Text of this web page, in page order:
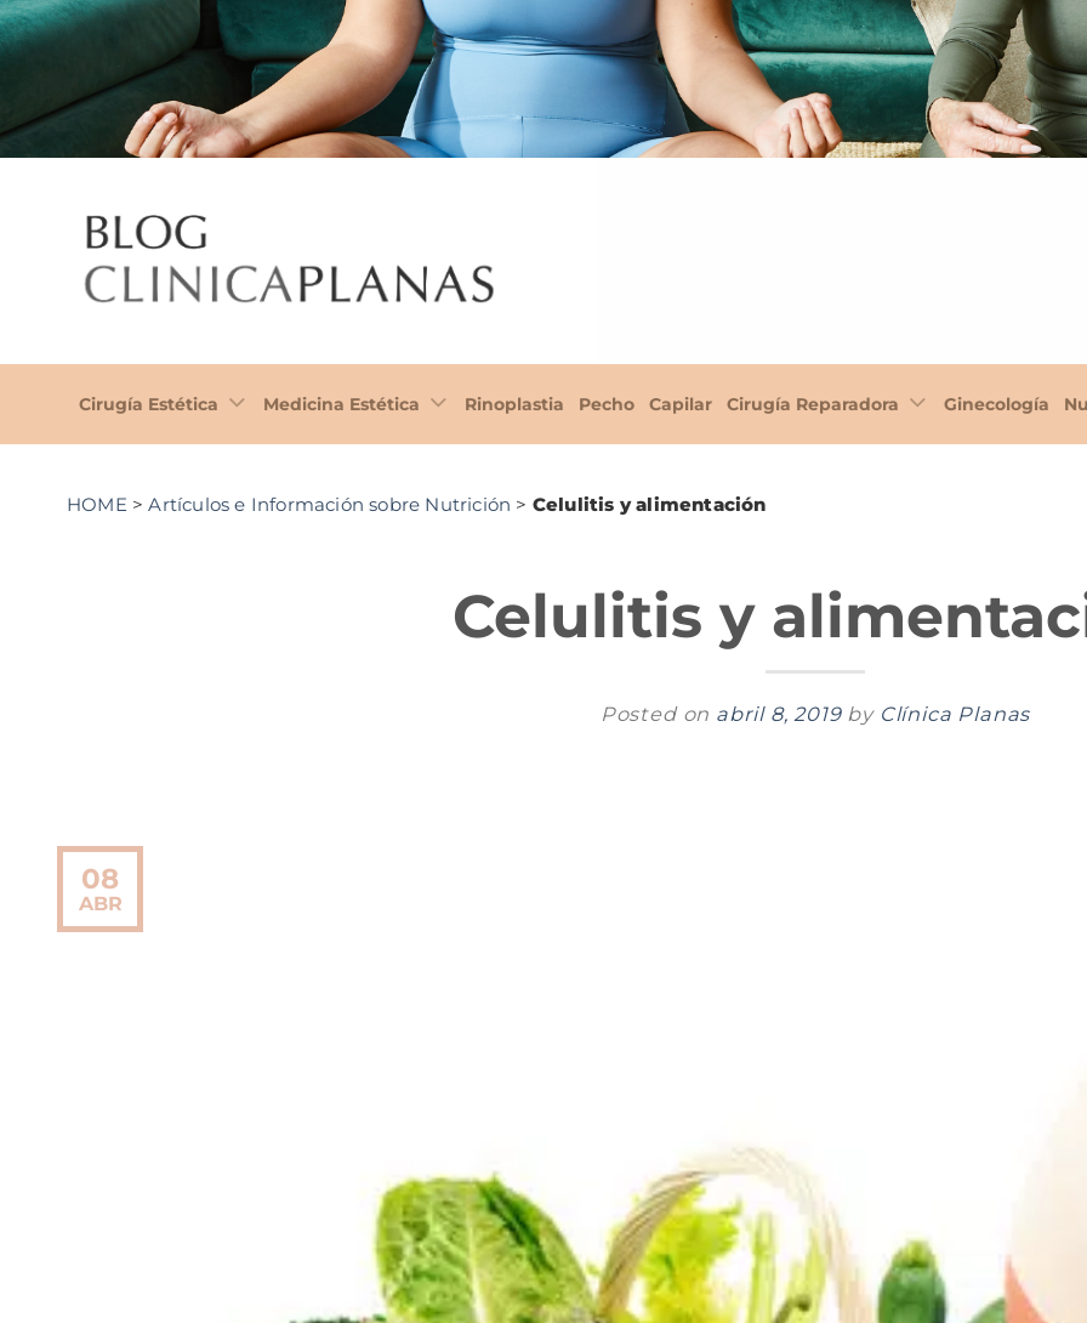
Cirugía Estética Medicina Estética Rinoplastia Pecho Capilar Cirugía Reparadora Ginecología
HOME >Artículos e Información sobre Nutrición > Celulitis y alimentación
Celulitis y
Posted on abril 8, 2019 by Clínica Planas
08
ABR